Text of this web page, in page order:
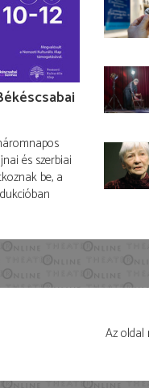
és szerbiai
be, a
Az oldal